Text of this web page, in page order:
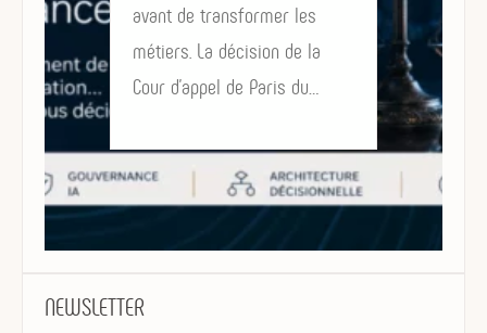
avant de transformer les
métiers. La décision de la
Cour d’appel de Paris du…
NEWSLETTER